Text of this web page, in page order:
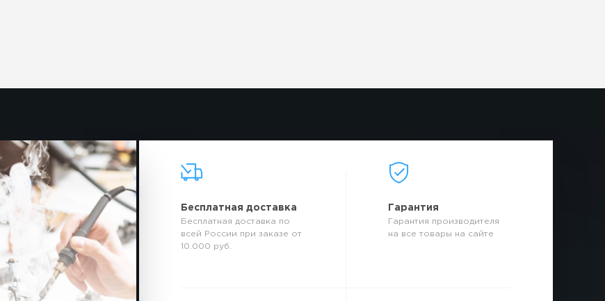
Бесплатная доставка
Бесплатная доставка по
всей России при заказе от
10.000 руб.
Гарантия
Гарантия производителя
на все товары на сайте